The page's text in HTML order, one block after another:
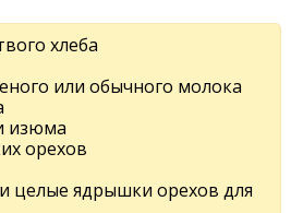
хлеба
или обычного молока
изюма
орехов
целые ядрышки орехов для